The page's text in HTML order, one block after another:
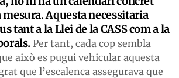
Aquesta necessitaria
tant a la Llei de la CASS com a la
Per tant, cada cop sembla
això es pugui vehicular aquesta
que l’escalenca assegurava que